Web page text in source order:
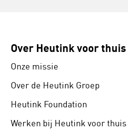
Over Heutink voor thuis
Onze missie
Over de Heutink Groep
Heutink Foundation
Werken bij Heutink voor thuis